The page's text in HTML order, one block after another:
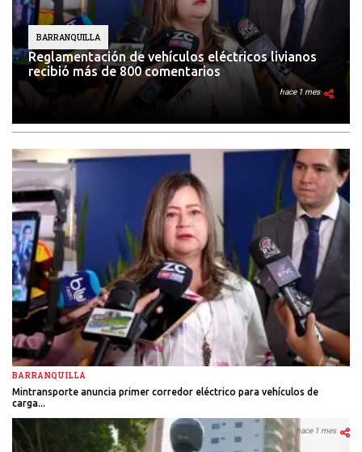
BARRANQUILLA
Reglamentación de vehículos eléctricos livianos
recibió más de 800 comentarios
hace 1 mes
BARRANQUILLA
Mintransporte anuncia primer corredor eléctrico para vehículos de
carga...
hace 1 mes